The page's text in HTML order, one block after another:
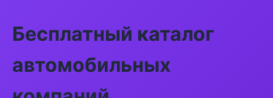
Бесплатный каталог
автомобильных